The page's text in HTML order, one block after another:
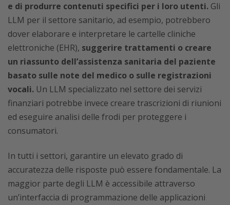
e di produrre contenuti specifici per i loro utenti. Gli
LLM per il settore sanitario, ad esempio, potrebbero
dover elaborare e interpretare le cartelle cliniche
elettroniche (EHR), suggerire trattamenti o creare
un riassunto dell’assistenza sanitaria del paziente
basato sulle note del medico o sulle registrazioni
vocali. Un LLM specializzato nel settore dei servizi
finanziari potrebbe invece creare trascrizioni di riunioni
ed eseguire analisi delle frodi per proteggere i
consumatori.
In tutti i settori, garantire un elevato grado di
accuratezza delle risposte può essere fondamentale. La
maggior parte degli LLM è accessibile attraverso
un’interfaccia di programmazione delle applicazioni